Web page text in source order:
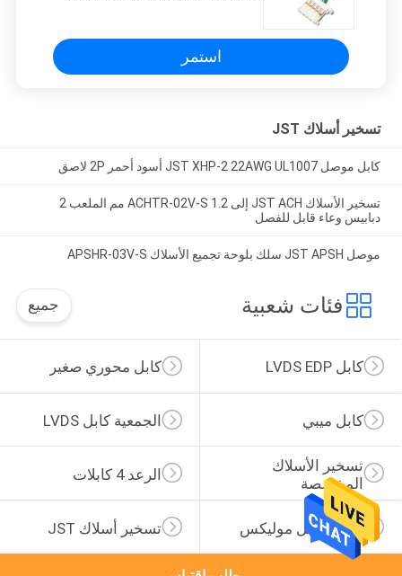
استمر
تسخير أسلاك JST
كابل موصل JST XHP-2 22AWG UL1007 أسود أحمر 2P لاصق
تسخير الأسلاك JST ACH إلى ACHTR-02V-S 1.2 مم الملعب 2
دبابيس وعاء قابل للفصل
موصل JST APSH سلك بلوحة تجميع الأسلاك APSHR-03V-S
فئات شعبية جميع
كابل محوري صغير كابل LVDS EDP
الجمعية كابل LVDS كابل ميبي
الرعد 4 كابلات
تسخير الأسلاك
المخصصة
تسخير أسلاك JST تجميع كابل موليكس